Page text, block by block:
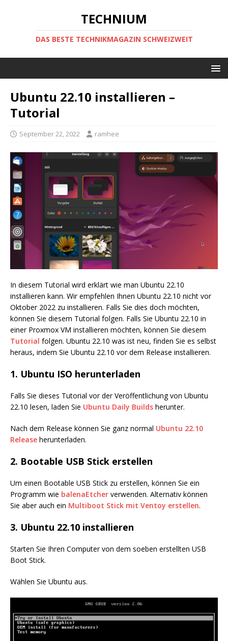
TECHNIUM
DAS BESTE TECHNIKMAGAZIN SCHWEIZWEIT
Ubuntu 22.10 installieren –
Tutorial
September 22, 2022 ramhee
In diesem Tutorial wird erklärt wie man Ubuntu 22.10
installieren kann. Wir empfehlen Ihnen Ubuntu 22.10 nicht vor
Oktober 2022 zu installieren. Falls Sie dies doch möchten,
können Sie diesem Tutorial folgen. Falls Sie Ubuntu 22.10 in
einer Proxmox VM installieren möchten, können Sie diesem
Tutorial folgen. Ubuntu 22.10 was ist neu, finden Sie es selbst
heraus, indem Sie Ubuntu 22.10 vor dem Release installieren.
1. Ubuntu ISO herunterladen
Falls Sie dieses Tutorial vor der Veröffentlichung von Ubuntu
22.10 lesen, laden Sie Ubuntu Daily Builds herunter.
Nach dem Release können Sie ganz normal Ubuntu 22.10
Release herunterladen.
2. Bootable USB Stick erstellen
Um einen Bootable USB Stick zu erstellen, können Sie ein
Programm wie balenaEtcher verwenden. Alternativ können
Sie aber auch ein Multiboot Stick mit Ventoy erstellen.
3. Ubuntu 22.10 installieren
Starten Sie Ihren Computer von dem soeben erstellten USB
Boot Stick.
Wählen Sie Ubuntu aus.